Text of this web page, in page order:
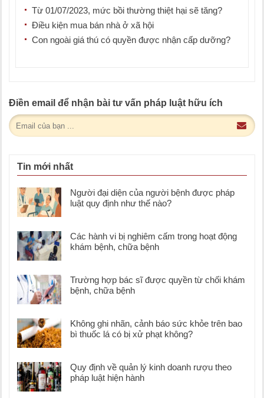
Từ 01/07/2023, mức bồi thường thiệt hại sẽ tăng?
Điều kiện mua bán nhà ở xã hội
Con ngoài giá thú có quyền được nhận cấp dưỡng?
Điền email để nhận bài tư vấn pháp luật hữu ích
Tin mới nhất
Người đại diện của người bệnh được pháp
luật quy định như thế nào?
Các hành vi bị nghiêm cấm trong hoạt động
khám bệnh, chữa bệnh
Trường hợp bác sĩ được quyền từ chối khám
bệnh, chữa bệnh
Không ghi nhãn, cảnh báo sức khỏe trên bao
bì thuốc lá có bị xử phạt không?
Quy định về quản lý kinh doanh rượu theo
pháp luật hiện hành